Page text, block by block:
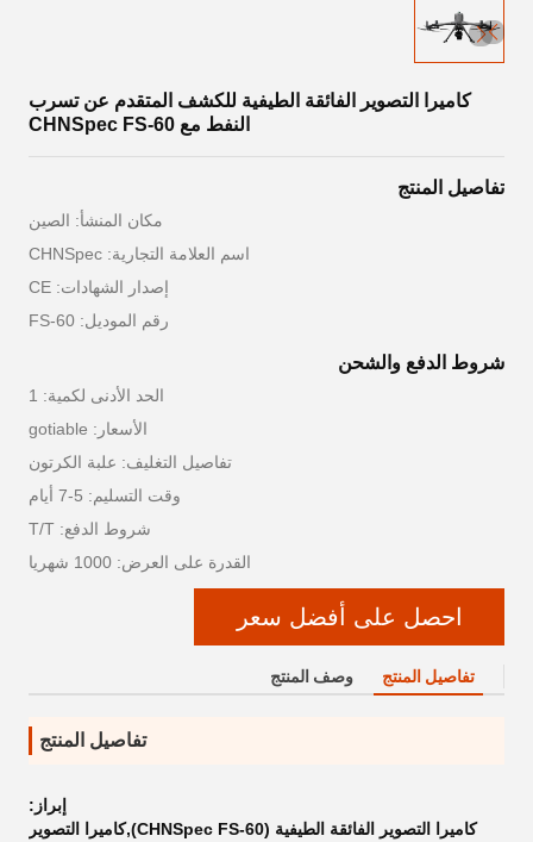
كاميرا التصوير الفائقة الطيفية للكشف المتقدم عن تسرب
النفط مع CHNSpec FS-60
تفاصيل المنتج
مكان المنشأ: الصين
اسم العلامة التجارية: CHNSpec
إصدار الشهادات: CE
رقم الموديل: FS-60
شروط الدفع والشحن
الحد الأدنى لكمية: 1
الأسعار: gotiable
تفاصيل التغليف: علبة الكرتون
وقت التسليم: 5-7 أيام
شروط الدفع: T/T
القدرة على العرض: 1000 شهريا
احصل على أفضل سعر
تفاصيل المنتج وصف المنتج
تفاصيل المنتج
إبراز:
كاميرا التصوير الفائقة الطيفية (CHNSpec FS-60),كاميرا التصوير